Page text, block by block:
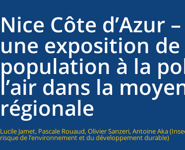
Nice Côte d’Azur
une exposition de
population à la
l’air dans la
régionale
Lucile Jamet, Pascale Rouaud, Olivier Sanzeri, Antoine Aka
risque de l’environnement et du développement durable)